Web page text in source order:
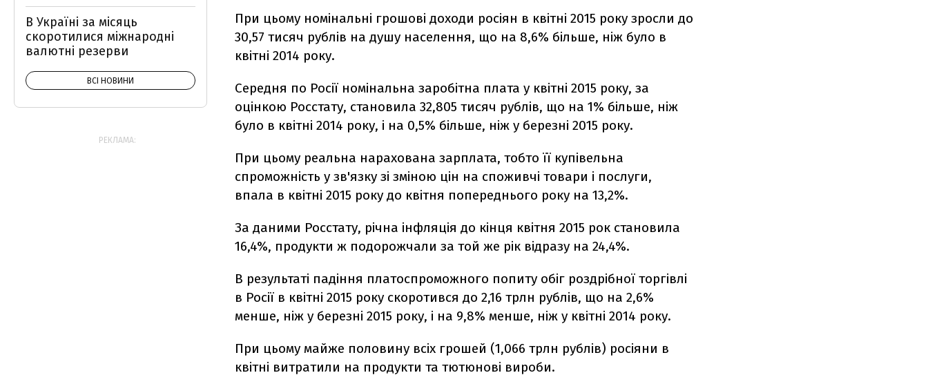
При цьому номінальні грошові доходи росіян в квітні 2015 року зросли до
30,57 тисяч рублів на душу населення, що на 8,6% більше, ніж було в
квітні 2014 року.
Середня по Росії номінальна заробітна плата у квітні 2015 року, за
оцінкою Росстату, становила 32,805 тисяч рублів, що на 1% більше, ніж
було в квітні 2014 року, і на 0,5% більше, ніж у березні 2015 року.
При цьому реальна нарахована зарплата, тобто її купівельна
спроможність у зв'язку зі зміною цін на споживчі товари і послуги,
впала в квітні 2015 року до квітня попереднього року на 13,2%.
За даними Росстату, річна інфляція до кінця квітня 2015 рок становила
16,4%, продукти ж подорожчали за той же рік відразу на 24,4%.
В результаті падіння платоспроможного попиту обіг роздрібної торгівлі
в Росії в квітні 2015 року скоротився до 2,16 трлн рублів, що на 2,6%
менше, ніж у березні 2015 року, і на 9,8% менше, ніж у квітні 2014 року.
При цьому майже половину всіх грошей (1,066 трлн рублів) росіяни в
квітні витратили на продукти та тютюнові вироби.
В Україні за місяць
скоротилися міжнародні
валютні резерви
ВСІ НОВИНИ
РЕКЛАМА: